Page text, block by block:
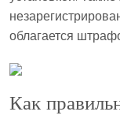
облагается
Как